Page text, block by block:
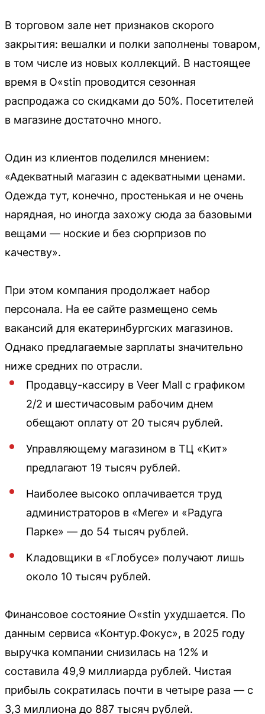
В торговом зале нет признаков скорого
закрытия: вешалки и полки заполнены товаром,
в том числе из новых коллекций. В настоящее
время в O«stin проводится сезонная
распродажа со скидками до 50%. Посетителей
в магазине достаточно много.
Один из клиентов поделился мнением:
«Адекватный магазин с адекватными ценами.
Одежда тут, конечно, простенькая и не очень
нарядная, но иногда захожу сюда за базовыми
вещами — ноские и без сюрпризов по
качеству».
При этом компания продолжает набор
персонала. На ее сайте размещено семь
вакансий для екатеринбургских магазинов.
Однако предлагаемые зарплаты значительно
ниже средних по отрасли.
Продавцу-кассиру в Veer Mall с графиком
2/2 и шестичасовым рабочим днем
обещают оплату от 20 тысяч рублей.
Управляющему магазином в ТЦ «Кит»
предлагают 19 тысяч рублей.
Наиболее высоко оплачивается труд
администраторов в «Меге» и «Радуга
Парке» — до 54 тысяч рублей.
Кладовщики в «Глобусе» получают лишь
около 10 тысяч рублей.
Финансовое состояние O«stin ухудшается. По
данным сервиса «Контур.Фокус», в 2025 году
выручка компании снизилась на 12% и
составила 49,9 миллиарда рублей. Чистая
прибыль сократилась почти в четыре раза — с
3,3 миллиона до 887 тысяч рублей.